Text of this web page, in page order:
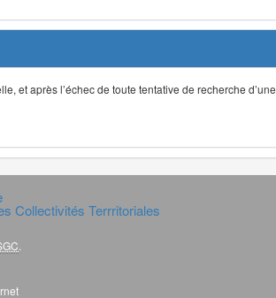
et après l’échec de toute tentative de recherche d’une
Collectivités Terrritoriales